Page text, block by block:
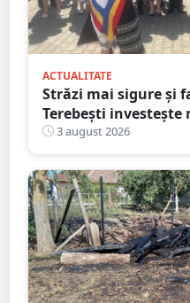
ACTUALITATE
Străzi mai sigure și
Terebești
public
3 august 2026